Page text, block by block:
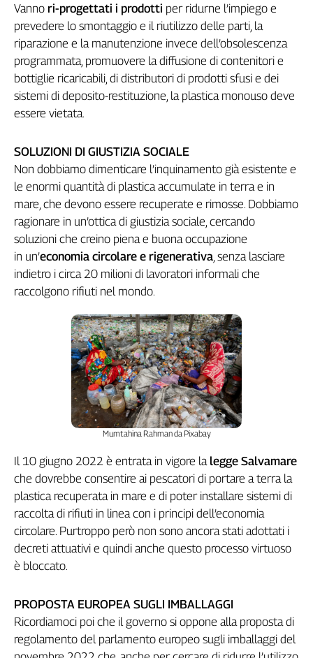
Liguria
Lombardia
Marche
Piemonte
Puglia
Toscana
Trentino
Umbria
Valle
D'Aosta
Veneto
Archivio
Storico
Cerca
redazione
Newsletter
Social
Vanno ri-progettati i prodotti per ridurne l’impiego e
prevedere lo smontaggio e il riutilizzo delle parti, la
riparazione e la manutenzione invece dell’obsolescenza
programmata, promuovere la diffusione di contenitori e
bottiglie ricaricabili, di distributori di prodotti sfusi e dei
sistemi di deposito-restituzione, la plastica monouso deve
essere vietata.
SOLUZIONI DI GIUSTIZIA SOCIALE
Non dobbiamo dimenticare l’inquinamento già esistente e
le enormi quantità di plastica accumulate in terra e in
mare, che devono essere recuperate e rimosse. Dobbiamo
ragionare in un’ottica di giustizia sociale, cercando
soluzioni che creino piena e buona occupazione
in un’economia circolare e rigenerativa , senza lasciare
indietro i circa 20 milioni di lavoratori informali che
raccolgono rifiuti nel mondo.
Mumtahina Rahman da Pixabay
Il 10 giugno 2022 è entrata in vigore la legge Salvamare
che dovrebbe consentire ai pescatori di portare a terra la
plastica recuperata in mare e di poter installare sistemi di
raccolta di rifiuti in linea con i principi dell’economia
circolare. Purtroppo però non sono ancora stati adottati i
decreti attuativi e quindi anche questo processo virtuoso
è bloccato.
PROPOSTA EUROPEA SUGLI IMBALLAGGI
Ricordiamoci poi che il governo si oppone alla proposta di
regolamento del parlamento europeo sugli imballaggi del